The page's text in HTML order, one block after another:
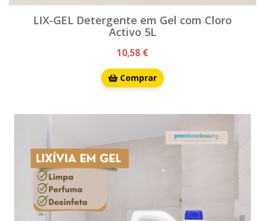
LIX-GEL Detergente em Gel com Cloro
Activo 5L
10,58 €
Comprar